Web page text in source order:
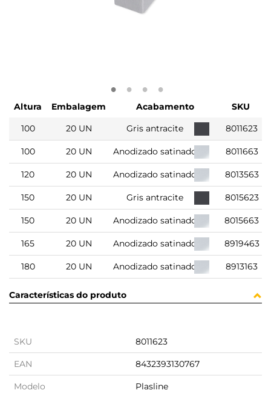
Altura Embalagem Acabamento
SKU
100
20 UN Gris antracite 8011623
100 20 UN Anodizado satinado 8011663
120 20 UN Anodizado satinado 8013563
150 20 UN Gris antracite 8015623
150 20 UN Anodizado satinado 8015663
165 20 UN Anodizado satinado 8919463
180 20 UN Anodizado satinado 8913163
Características do produto
SKU 8011623
EAN 8432393130767
Modelo Plasline